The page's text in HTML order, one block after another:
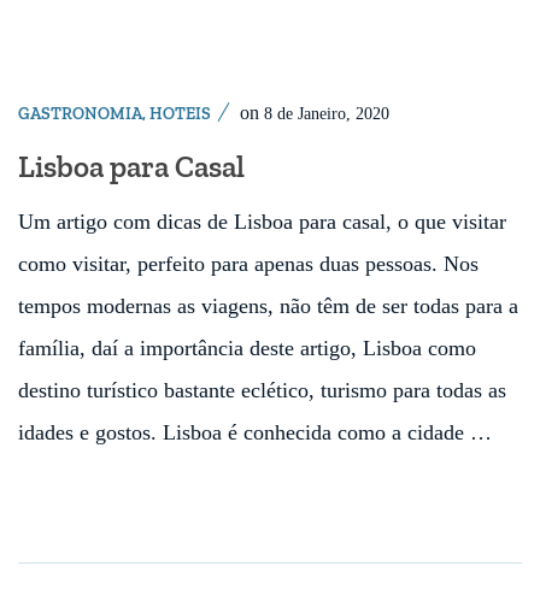
GASTRONOMIA,HOTEIS on 8 de Janeiro, 2020
Lisboa para Casal
Um artigo com dicas de Lisboa para casal, o que visitar
como visitar, perfeito para apenas duas pessoas. Nos
tempos modernas as viagens, não têm de ser todas para a
família, daí a importância deste artigo, Lisboa como
destino turístico bastante eclético, turismo para todas as
idades e gostos. Lisboa é conhecida como a cidade …